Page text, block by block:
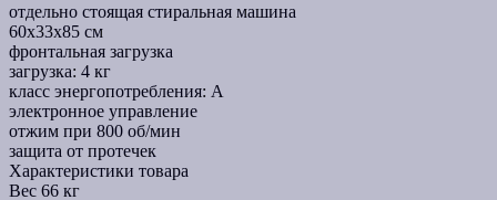
отдельно стоящая стиральная машина
60x33x85 см
фронтальная загрузка
загрузка: 4 кг
класс энергопотребления: A
электронное управление
отжим при 800 об/мин
защита от протечек
Характеристики товара
Вес 66 кг